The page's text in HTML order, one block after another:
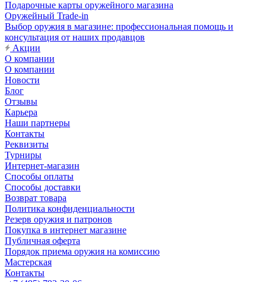
Подарочные карты оружейного магазина
Оружейный Trade-in
Выбор оружия в магазине: профессиональная помощь и
консультация от наших продавцов
Акции
О компании
О компании
Новости
Блог
Отзывы
Карьера
Наши партнеры
Контакты
Реквизиты
Турниры
Интернет-магазин
Способы оплаты
Способы доставки
Возврат товара
Политика конфиденциальности
Резерв оружия и патронов
Покупка в интернет магазине
Публичная оферта
Порядок приема оружия на комиссию
Мастерская
Контакты